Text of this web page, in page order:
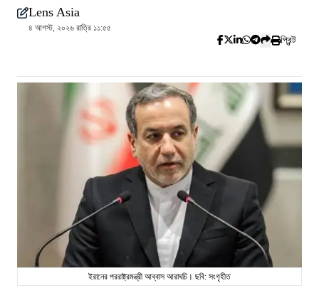
Lens Asia
৪ আগস্ট, ২০২৬ রাত্রি ১১:৫৫
প্রিন্ট
ইরানের পররাষ্ট্রমন্ত্রী আব্বাস আরাঘচি। ছবি: সংগৃহীত